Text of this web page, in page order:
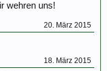
wehren uns!
20. März 2015
18. März 2015